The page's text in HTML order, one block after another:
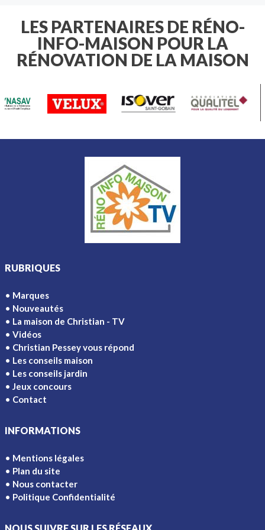
de fleurs ou votre potager , il est
essentiel de connaître les règles
applicables à votre domicile.
LES PARTENAIRES DE RÉNO-
INFO-MAISON POUR LA
RÉNOVATION DE LA MAISON
RUBRIQUES
Marques
Nouveautés
La maison de Christian - TV
Vidéos
Christian Pessey vous répond
Les conseils maison
Les conseils jardin
Jeux concours
Contact
INFORMATIONS
Mentions légales
Plan du site
Nous contacter
Politique Confidentialité